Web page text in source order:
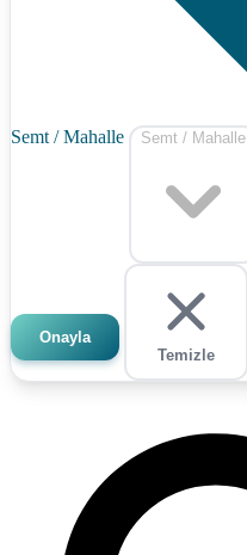
Semt / Mahalle Semt / Mahalle
Onayla
Temizle